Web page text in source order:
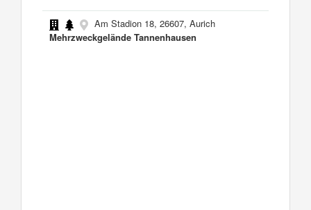
Am Stadion 18, 26607, Aurich
Mehrzweckgelände Tannenhausen